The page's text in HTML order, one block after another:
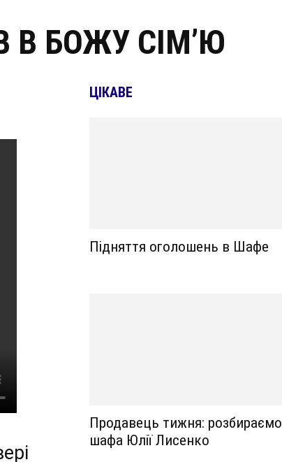
В БОЖУ СІМ’Ю
ЦІКАВЕ
Підняття оголошень в Шафе
Продавець тижня: розбираємо
шафа Юлії Лисенко